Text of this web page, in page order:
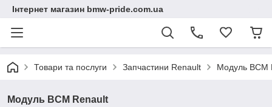
Інтернет магазин bmw-pride.com.ua
Товари та послуги Запчастини Renault Модуль BCM
Модуль BCM Renault